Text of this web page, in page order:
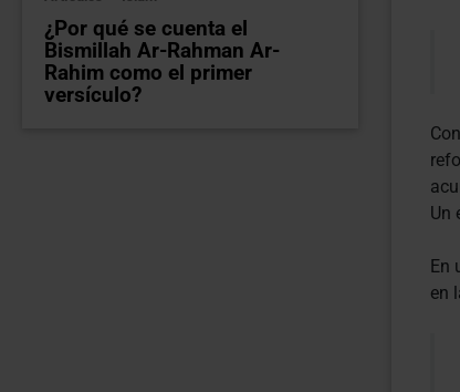
¿Por qué se cuenta el
Bismillah Ar-Rahman Ar-
Rahim como el primer
versículo?
Un
En
en